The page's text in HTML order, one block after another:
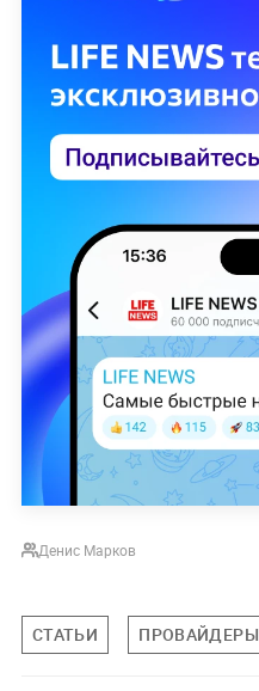
Денис Марков
СТАТЬИ ПРОВАЙДЕРЫ